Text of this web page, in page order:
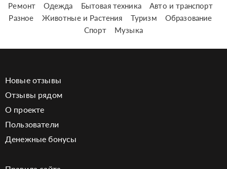
Ремонт
Одежда Бытовая техника
Авто и транспорт
Разное
Животные и Растения Туризм
Образование
Спорт
Музыка
Новые отзывы
Отзывы рядом
О проекте
Пользователи
Денежные бонусы